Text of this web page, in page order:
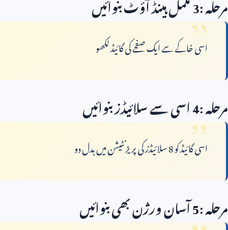
اسی خاکے سے ایک صفحے کی گائیڈ لکھو
مرحلہ4:اسی سے سلائیڈز بنوائیں
اسی گائیڈ کو8سلائیڈز کی پریزنٹیشن میں بدل دو
مرحلہ5:آسان ورژن بھی بنوائیں